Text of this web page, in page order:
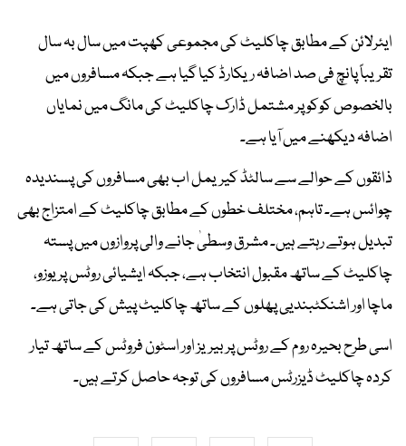
ایئرلائن کے مطابق چاکلیٹ کی مجموعی کھپت میں سال بہ سال
تقریباً پانچ فی صد اضافہ ریکارڈ کیا گیا ہے جبکہ مسافروں میں
بالخصوص کوکو پر مشتمل ڈارک چاکلیٹ کی مانگ میں نمایاں
اضافہ دیکھنے میں آیا ہے۔
ذائقوں کے حوالے سے سالٹڈ کیریمل اب بھی مسافروں کی پسندیدہ
چوائس ہے۔ تاہم، مختلف خطوں کے مطابق چاکلیٹ کے امتزاج بھی
تبدیل ہوتے رہتے ہیں۔ مشرق وسطیٰ جانے والی پروازوں میں پستہ
چاکلیٹ کے ساتھ مقبول انتخاب ہے، جبکہ ایشیائی روٹس پر یوزو،
ماچا اور اشنکٹبندیی پھلوں کے ساتھ چاکلیٹ پیش کی جاتی ہے۔
اسی طرح بحیرہ روم کے روٹس پر بیریز اور اسٹون فروٹس کے ساتھ تیار
کردہ چاکلیٹ ڈیزرٹس مسافروں کی توجہ حاصل کرتے ہیں۔